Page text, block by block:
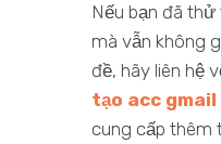
Nếu bạn đã
mà vẫn không
đề, hãy liên hệ
tạo acc gmail
cung cấp thêm